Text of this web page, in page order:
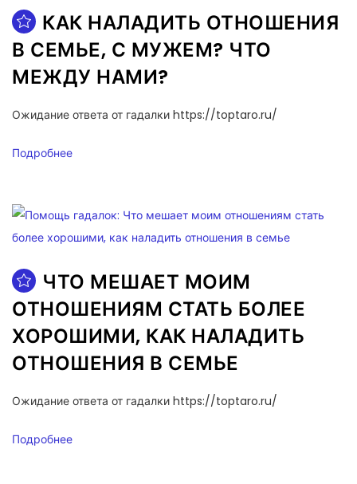
КАК НАЛАДИТЬ ОТНОШЕНИЯ
В СЕМЬЕ, С МУЖЕМ? ЧТО
МЕЖДУ НАМИ?
Ожидание ответа от гадалки https://toptaro.ru/
Подробнее
ЧТО МЕШАЕТ МОИМ
ОТНОШЕНИЯМ СТАТЬ БОЛЕЕ
ХОРОШИМИ, КАК НАЛАДИТЬ
ОТНОШЕНИЯ В СЕМЬЕ
Ожидание ответа от гадалки https://toptaro.ru/
Подробнее